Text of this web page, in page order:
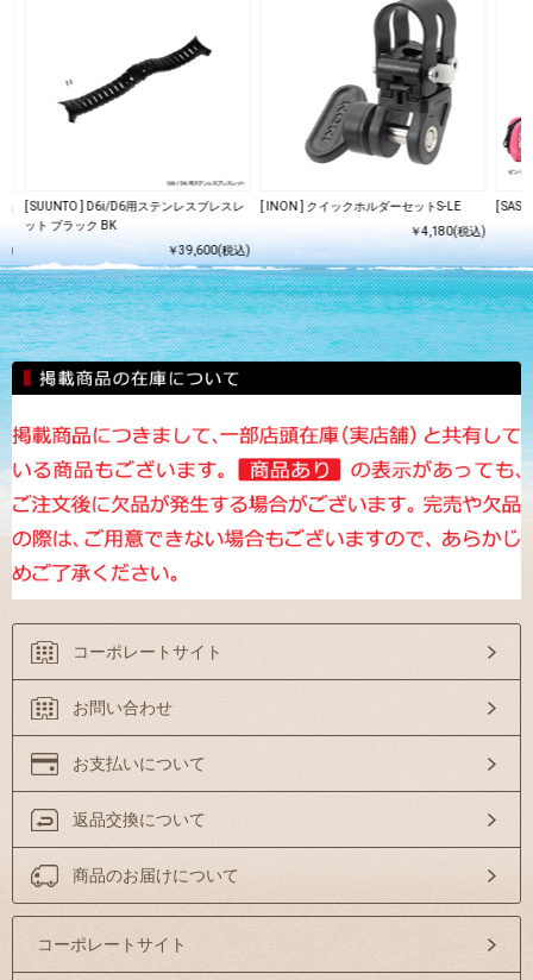
)
[ SUUNTO ] D6i/D6用ステンレスブレスレ
ット ブラック BK
￥39,600(税込)
[ INON ] クイックホルダーセットS-LE
￥4,180(税込)
[ SAS
コーポレートサイト
お問い合わせ
お支払いについて
返品交換について
商品のお届けについて
コーポレートサイト